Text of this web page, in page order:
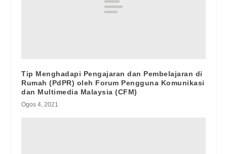
Tip Menghadapi Pengajaran dan Pembelajaran di
Rumah (PdPR) oleh Forum Pengguna Komunikasi
dan Multimedia Malaysia (CFM)
Ogos 4, 2021